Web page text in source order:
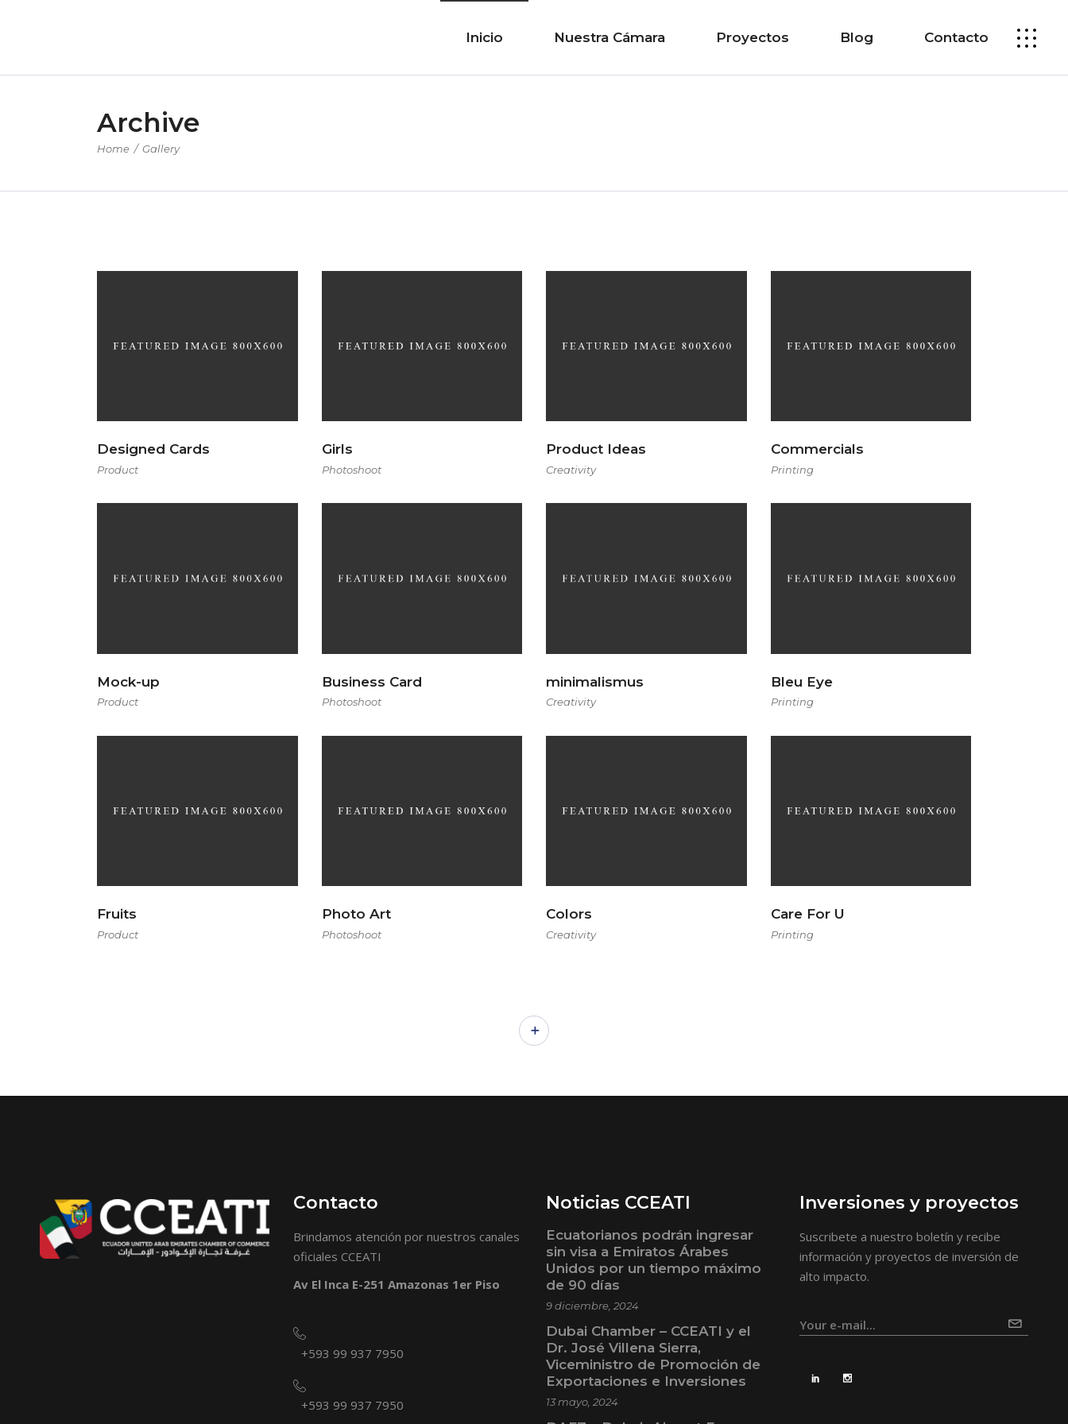
Inicio Nuestra Cámara Proyectos Blog Contacto
Archive
Home / Gallery
Designed Cards
Product
Girls
Photoshoot
Product Ideas
Creativity
Commercials
Printing
Mock-up
Product
Business Card
Photoshoot
minimalismus
Creativity
Bleu Eye
Printing
Fruits
Product
Photo Art
Photoshoot
Colors
Creativity
Care For U
Printing
Contacto
Brindamos atención por nuestros canales
oficiales CCEATI
Av El Inca E-251 Amazonas 1er Piso
+593 99 937 7950
+593 99 937 7950
Noticias CCEATI
Ecuatorianos podrán ingresar
sin visa a Emiratos Árabes
Unidos por un tiempo máximo
de 90 días
9 diciembre, 2024
Dubai Chamber – CCEATI y el
Dr. José Villena Sierra,
Viceministro de Promoción de
Exportaciones e Inversiones
13 mayo, 2024
Inversiones y proyectos
Suscribete a nuestro boletín y recibe
información y proyectos de inversión de
alto impacto.